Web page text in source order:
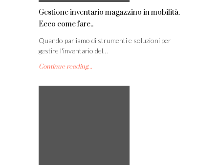
Gestione inventario magazzino in mobilità.
Ecco come fare..
Quando parliamo di strumenti e soluzioni per
gestire l'inventario del…
Continue reading...